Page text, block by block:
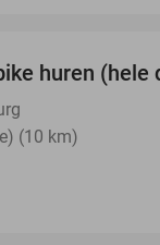
huren (hele
(10 km)